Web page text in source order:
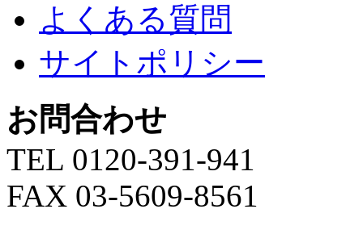
よくある質問
サイトポリシー
お問合わせ
TEL 0120-391-941
FAX 03-5609-8561